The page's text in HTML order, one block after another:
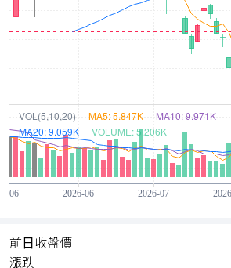
前日收盤價
漲跌